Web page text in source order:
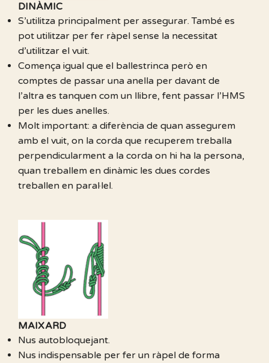
DINÀMIC
S’utilitza principalment per assegurar. També es
pot utilitzar per fer ràpel sense la necessitat
d’utilitzar el vuit.
Comença igual que el ballestrinca però en
comptes de passar una anella per davant de
l’altra es tanquen com un llibre, fent passar l’HMS
per les dues anelles.
Molt important: a diferència de quan assegurem
amb el vuit, on la corda que recuperem treballa
perpendicularment a la corda on hi ha la persona,
quan treballem en dinàmic les dues cordes
treballen en paral·lel.
MAIXARD
Nus autobloquejant.
Nus indispensable per fer un ràpel de forma